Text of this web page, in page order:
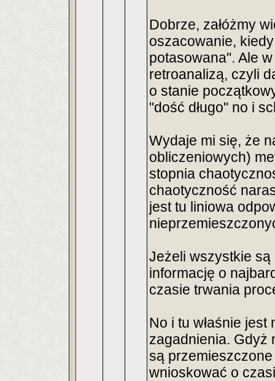
Dobrze, załóżmy
oszacowanie,
potasowana". Ale
retroanalizą, czyli
o stanie
"dość długo" no i
Wydaje mi się, że
obliczeniowych)
stopnia
chaotyczność
jest tu liniowa
Jeżeli wszystkie
informację o
czasie trwania
No i tu właśnie
zagadnienia. Gdyż
są
wnioskować o